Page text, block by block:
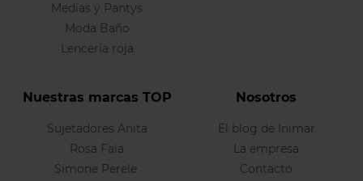
Medias y Pantys
Moda Baño
Lencería roja
Nuestras marcas TOP
Sujetadores Anita
Rosa Faia
Simone Perele
Nosotros
El blog de Inimar
La empresa
Contacto